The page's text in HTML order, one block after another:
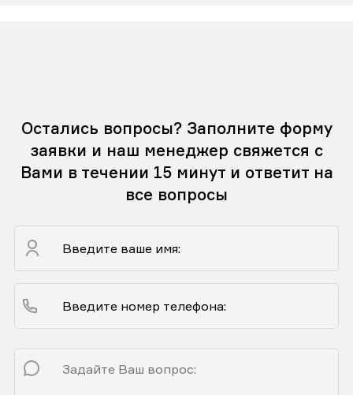
Остались вопросы? Заполните форму
заявки и наш менеджер свяжется с
Вами в течении 15 минут и ответит на
все вопросы